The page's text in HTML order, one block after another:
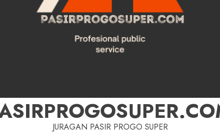
JURAGAN PASIR PROGO SUPER